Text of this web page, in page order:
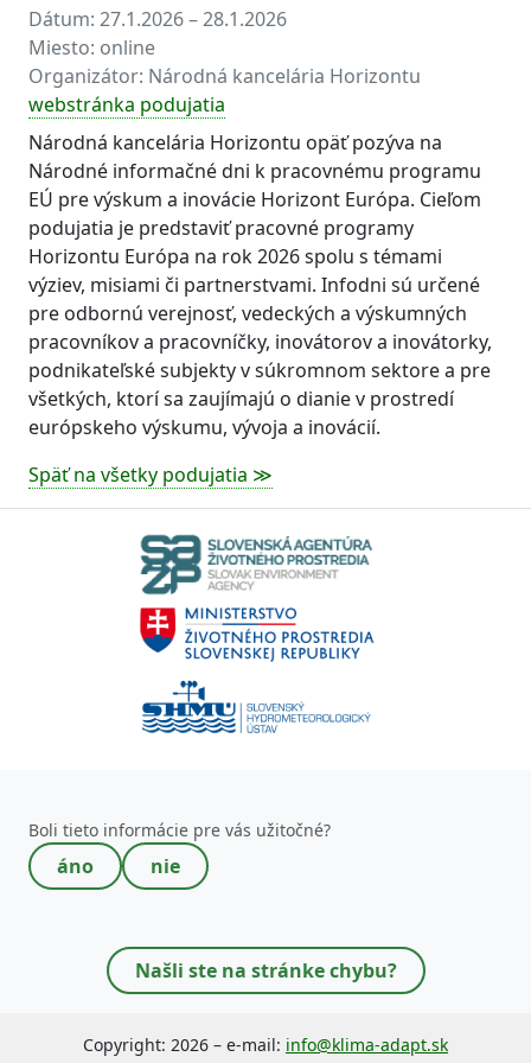
Dátum: 27.1.2026 – 28.1.2026
Miesto: online
Organizátor: Národná kancelária Horizontu
webstránka podujatia
Národná kancelária Horizontu opäť pozýva na
Národné informačné dni k pracovnému programu
EÚ pre výskum a inovácie Horizont Európa. Cieľom
podujatia je predstaviť pracovné programy
Horizontu Európa na rok 2026 spolu s témami
výziev, misiami či partnerstvami. Infodni sú určené
pre odbornú verejnosť, vedeckých a výskumných
pracovníkov a pracovníčky, inovátorov a inovátorky,
podnikateľské subjekty v súkromnom sektore a pre
všetkých, ktorí sa zaujímajú o dianie v prostredí
európskeho výskumu, vývoja a inovácií.
Späť na všetky podujatia ≫
Boli tieto informácie pre vás užitočné?
áno nie
Toto pole nevypĺňajte!
Našli ste na stránke chybu?
Copyright: 2026 – e-mail: info@klima-adapt.sk